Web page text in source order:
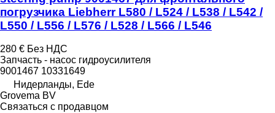
погрузчика Liebherr L580 / L524 / L538 / L542 /
L550 / L556 / L576 / L528 / L566 / L546
280 € Без НДС
Запчасть - насос гидроусилителя
9001467 10331649
Нидерланды, Ede
Grovema BV
Связаться с продавцом